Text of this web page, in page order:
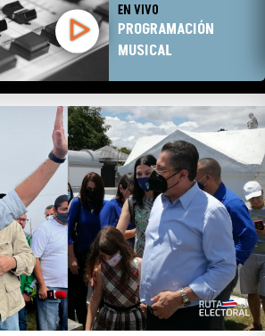
EN VIVO
PROGRAMACIÓN
MUSICAL